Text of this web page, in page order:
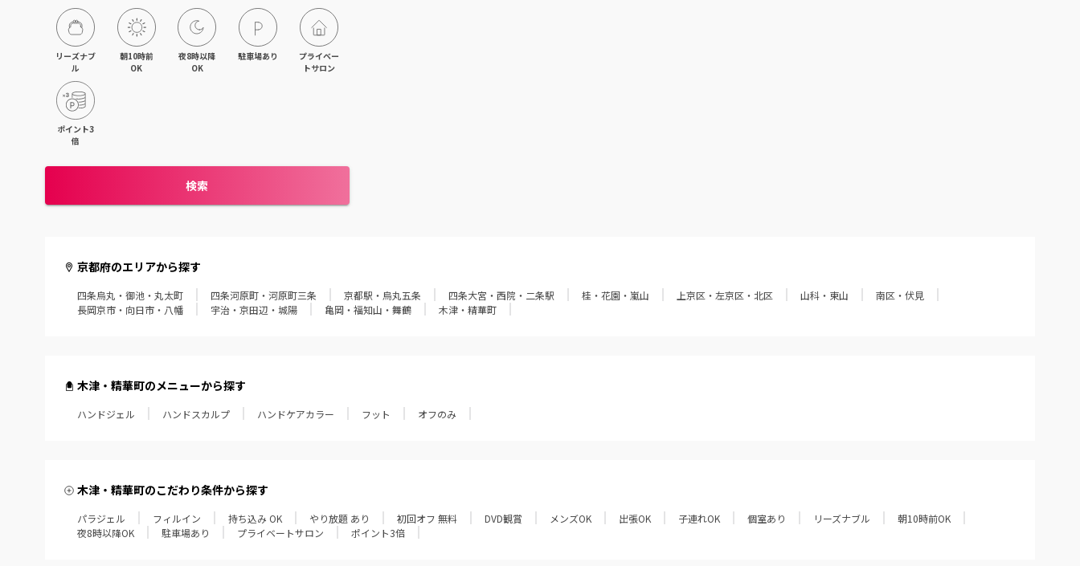
リーズナブ
ル
朝10時前
OK
夜8時以降
OK
駐車場あり
プライベー
トサロン
ポイント3
倍
検索
京都府のエリアから探す
四条烏丸・御池・丸太町 四条河原町・河原町三条 京都駅・烏丸五条 四条大宮・西院・二条駅 桂・花園・嵐山 上京区・左京区・北区 山科・東山
南区・伏見
長岡京市・向日市・八幡
宇治・京田辺・城陽 亀岡・福知山・舞鶴 木津・精華町
木津・精華町のメニューから探す
ハンドジェル ハンドスカルプ ハンドケアカラー フット オフのみ
木津・精華町のこだわり条件から探す
パラジェル フィルイン 持ち込み OK やり放題 あり 初回オフ 無料 DVD観賞 メンズOK 出張OK 子連れOK 個室あり リーズナブル
朝10時前OK
夜8時以降OK
駐車場あり プライベートサロン ポイント3倍